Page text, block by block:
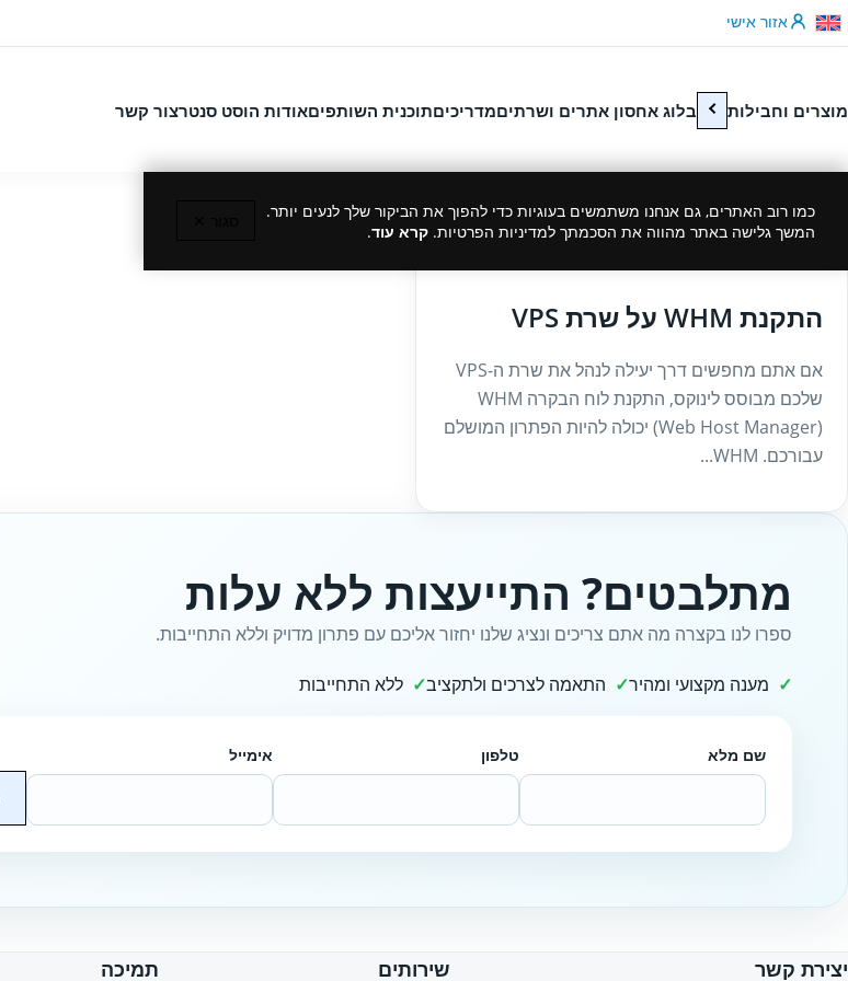
דלג לתוכןאזור אישי
מוצרים וחבילות בלוג אחסון אתרים ושרתיםמדריכיםתוכנית השותפיםאודות הוסט סנטרצור קשר
כמו רוב האתרים, גם אנחנו משתמשים בעוגיות כדי להפוך את הביקור שלך לנעים יותר.
המשך גלישה באתר מהווה את הסכמתך למדיניות הפרטיות. קרא עוד.
התקנת WHM על שרת VPS
אם אתם מחפשים דרך יעילה לנהל את שרת ה-VPS
שלכם מבוסס לינוקס, התקנת לוח הבקרה WHM
(Web Host Manager) יכולה להיות הפתרון המושלם
עבורכם. WHM...
מתלבטים? התייעצות ללא עלות
ספרו לנו בקצרה מה אתם צריכים ונציג שלנו יחזור אליכם עם פתרון מדויק וללא התחייבות.
מענה מקצועי ומהיר התאמה לצרכים ולתקציב ללא התחייבות
שם מלא טלפון אימייל
יצירת קשר שירותים תמיכה